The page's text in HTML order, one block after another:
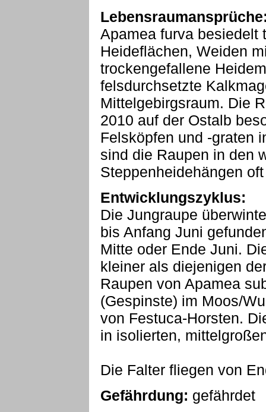
Apamea furva besiedelt
Heideflächen, Weiden
trockengefallene
felsdurchsetzte
Mittelgebirgsraum. Die
2010 auf der Ostalb
Felsköpfen und -graten
sind die Raupen in den
Steppenheidehängen
Entwicklungszyklus:
Die Jungraupe
bis Anfang Juni
Mitte oder Ende Juni.
kleiner als diejenigen
Raupen von Apamea
(Gespinste) im Moos/
von Festuca-Horsten.
in isolierten,
Die Falter fliegen von
Gefährdung: gefährdet